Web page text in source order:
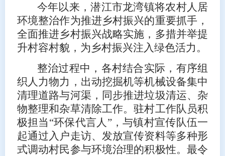
今年以来，潜江市龙湾镇将农村人居
环境整治作为推进乡村振兴的重要抓手，
全面推进乡村振兴战略实施，多措并举提
升村容村貌，为乡村振兴注入绿色活力。
整治过程中，各村结合实际，有序组
织人力物力，出动挖掘机等机械设备集中
清理道路与河渠，同步推进垃圾清运、杂
物整理和杂草清除工作。驻村工作队员积
极担当“环保代言人”，与镇村宣传队伍一
起通过入户走访、发放宣传资料等多种形
式调动村民参与环境治理的积极性。最令